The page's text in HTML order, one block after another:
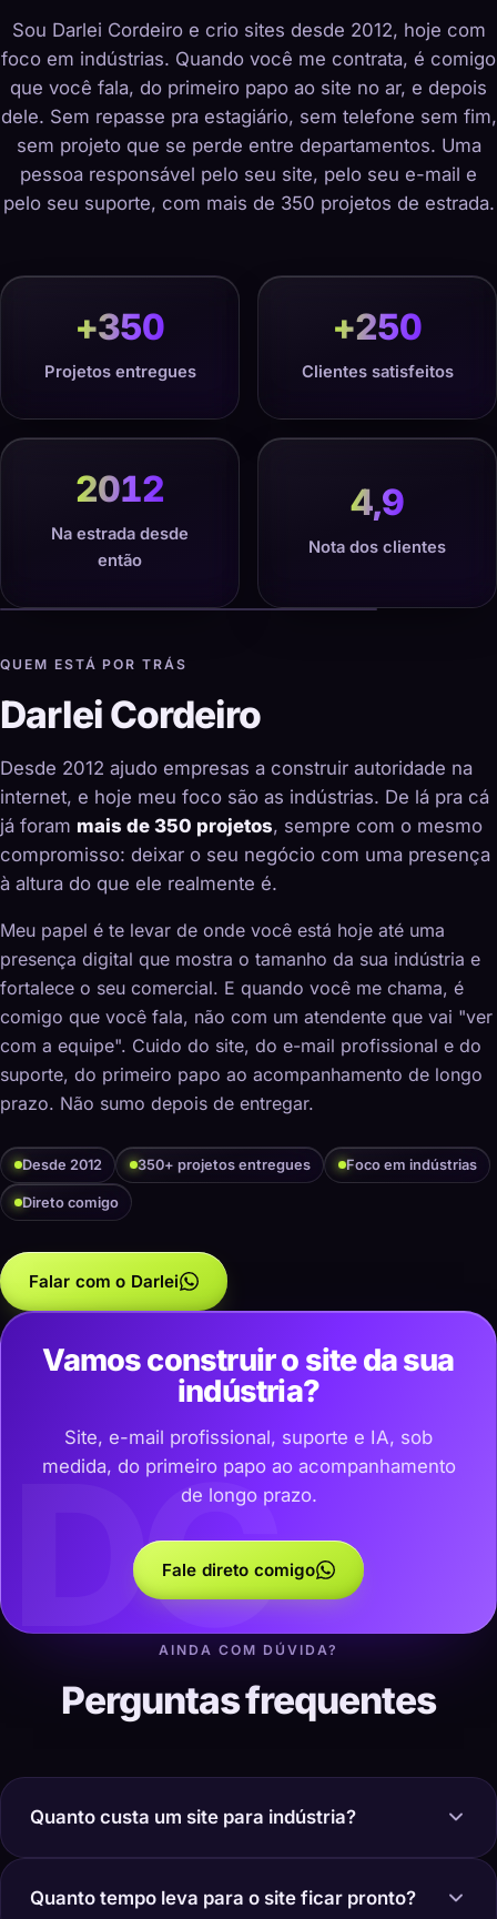
Sou Darlei Cordeiro e crio sites desde 2012, hoje com
foco em indústrias. Quando você me contrata, é comigo
que você fala, do primeiro papo ao site no ar, e depois
dele. Sem repasse pra estagiário, sem telefone sem fim,
sem projeto que se perde entre departamentos. Uma
pessoa responsável pelo seu site, pelo seu e-mail e
pelo seu suporte, com mais de 350 projetos de estrada.
+350
Projetos entregues
+250
Clientes satisfeitos
2012
Na estrada desde
então
4,9
Nota dos clientes
QUEM ESTÁ POR TRÁS
Darlei Cordeiro
Desde 2012 ajudo empresas a construir autoridade na
internet, e hoje meu foco são as indústrias. De lá pra cá
já foram mais de 350 projetos, sempre com o mesmo
compromisso: deixar o seu negócio com uma presença
à altura do que ele realmente é.
Meu papel é te levar de onde você está hoje até uma
presença digital que mostra o tamanho da sua indústria e
fortalece o seu comercial. E quando você me chama, é
comigo que você fala, não com um atendente que vai "ver
com a equipe". Cuido do site, do e-mail profissional e do
suporte, do primeiro papo ao acompanhamento de longo
prazo. Não sumo depois de entregar.
Desde 2012 350+ projetos entregues Foco em indústrias
Direto comigo
Falar com o Darlei
DC
Vamos construir o site da sua
indústria?
Site, e-mail profissional, suporte e IA, sob
medida, do primeiro papo ao acompanhamento
de longo prazo.
Fale direto comigo
AINDA COM DÚVIDA?
Perguntas frequentes
Quanto custa um site para indústria?
Quanto tempo leva para o site ficar pronto?